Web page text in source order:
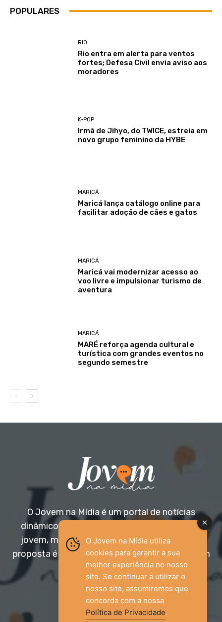
POPULARES
RIO
Rio entra em alerta para ventos
fortes; Defesa Civil envia aviso aos
moradores
K-POP
Irmã de Jihyo, do TWICE, estreia em
novo grupo feminino da HYBE
MARICÁ
Maricá lança catálogo online para
facilitar adoção de cães e gatos
MARICÁ
Maricá vai modernizar acesso ao
voo livre e impulsionar turismo de
aventura
MARICÁ
MARÉ reforça agenda cultural e
turística com grandes eventos no
segundo semestre
O Jovem na Mídia é um portal de notícias
dinâmico e acessível, voltado para o público
jovem, mas aberto a todas as idades. Nossa
proposta é trazer informação relevante com um
olhar diferenciado.
Entre em contato:
jovemnamidia2017@gmail.com
O Jovem na Mídia utiliza
cookies para garantir a sua
melhor experiência no nosso
site. Se continuar a utilizar o
nosso site, assumiremos que
concorda com a nossa
Política de Privacidade.